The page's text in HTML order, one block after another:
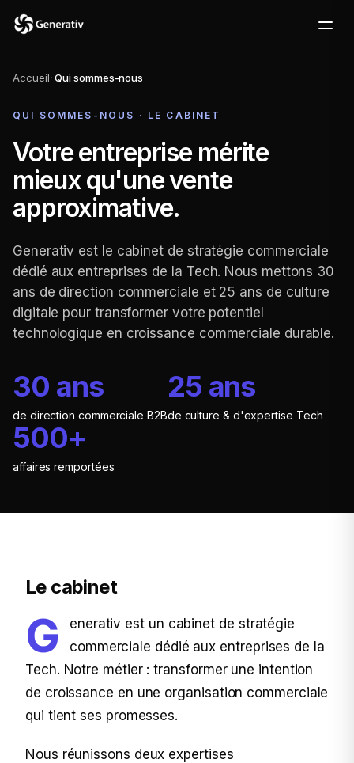
Accueil· Qui sommes-nous
QUI SOMMES-NOUS · LE CABINET
Votre entreprise mérite
mieux qu'une vente
approximative.
Generativ est le cabinet de stratégie commerciale
dédié aux entreprises de la Tech. Nous mettons 30
ans de direction commerciale et 25 ans de culture
digitale pour transformer votre potentiel
technologique en croissance commerciale durable.
30 ans
de direction commerciale B2B
25 ans
de culture & d'expertise Tech
500+
affaires remportées
Le cabinet
G
enerativ est un cabinet de stratégie
commerciale dédié aux entreprises de la
Tech. Notre métier : transformer une intention
de croissance en une organisation commerciale
qui tient ses promesses.
Nous réunissons deux expertises